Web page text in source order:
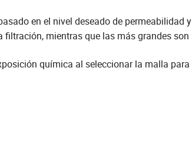
en el nivel deseado de permeabilidad y
mientras que las más grandes son
química al seleccionar la malla para